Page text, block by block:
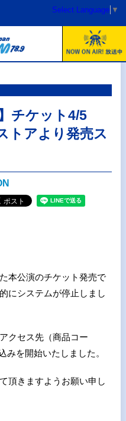
Select Language ▼
チケット4/5
トアより発売ス
本公演のチケット発売で
にシステムが停止しまし
クセス先（商品コー
みを開始いたしました。
頂きますようお願い申し